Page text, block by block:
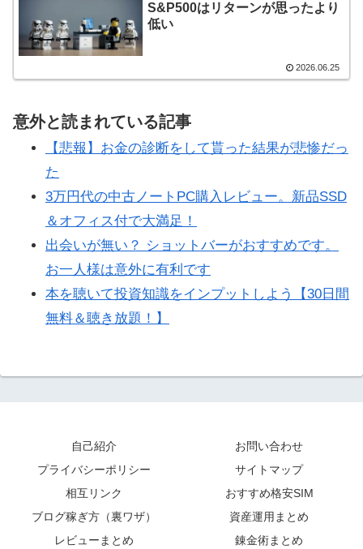
S&P500はリターンが思ったより
低い
2026.06.25
意外と読まれている記事
【悲報】お金の診断をして貰った結果が悲惨だっ
た
3万円代の中古ノートPC購入レビュー。新品SSD
＆オフィス付で大満足！
出会いが無い？ ショットバーがおすすめです。
お一人様は意外に有利です
本を聴いて投資知識をインプットしよう【30日間
無料＆聴き放題！】
自己紹介
お問い合わせ
プライバシーポリシー
サイトマップ
相互リンク
おすすめ格安SIM
ブログ稼ぎ方（裏ワザ）
資産運用まとめ
レビューまとめ
錬金術まとめ